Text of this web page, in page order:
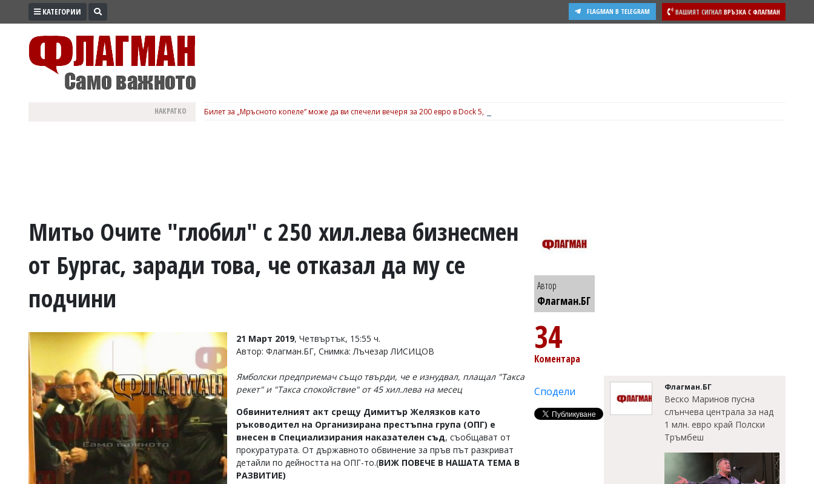
ПРОМО
ВОЙНАТА
УКРАЙНА
РАЗСЛЕДВАНЕ
БИЗНЕС
Управители:
Веселин
Василев,
v.vasilev@flagman.bg
Касабова,
k.kassabova@flagman.bg
КАТЕГОРИИ ВАШИЯТ СИГНАЛ ВРЪЗКА С ФЛАГМАН
FLAGMAN В TELEGRAM
НАКРАТКО Билет за „Мръсното копеле“ може да ви спечели вечеря за 200 евро в Dock 5, вижте подробности
Митьо Очите "глобил" с 250 хил.лева бизнесмен
от Бургас, заради това, че отказал да му се
подчини
21 Март 2019, Четвъртък, 15:55 ч.
Автор: Флагман.БГ, Снимка: Лъчезар ЛИСИЦОВ
Ямболски предприемач също твърди, че е изнудвал, плащал "Такса
рекет" и "Такса спокойствие" от 45 хил.лева на месец
Обвинителният акт срещу Димитър Желязков като
ръководител на Организирана престъпна група (ОПГ) е
внесен в Специализирания наказателен съд, съобщават от
прокуратурата. От държавното обвинение за пръв път разкриват
детайли по дейността на ОПГ-то.(ВИЖ ПОВЕЧЕ В НАШАТА ТЕМА В
РАЗВИТИЕ)
Автор
Флагман.БГ
34
Коментара
Сподели Флагман.БГ
Веско Маринов пусна
слънчева централа за над
1 млн. евро край Полски
Тръмбеш